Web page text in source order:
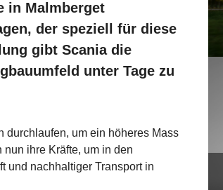
in Malmberget
der speziell für diese
gibt Scania die
unter Tage zu
durchlaufen, um ein höheres Mass
ihre Kräfte, um in den
und nachhaltiger Transport in